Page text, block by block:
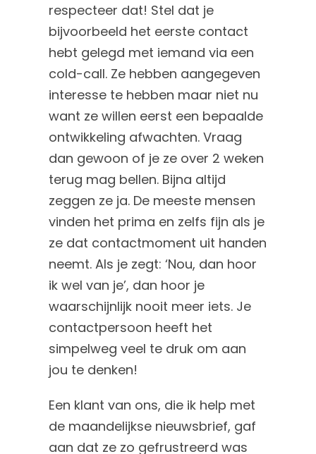
respecteer dat! Stel dat je
bijvoorbeeld het eerste contact
hebt gelegd met iemand via een
cold-call. Ze hebben aangegeven
interesse te hebben maar niet nu
want ze willen eerst een bepaalde
ontwikkeling afwachten. Vraag
dan gewoon of je ze over 2 weken
terug mag bellen. Bijna altijd
zeggen ze ja. De meeste mensen
vinden het prima en zelfs fijn als je
ze dat contactmoment uit handen
neemt. Als je zegt: ‘Nou, dan hoor
ik wel van je’, dan hoor je
waarschijnlijk nooit meer iets. Je
contactpersoon heeft het
simpelweg veel te druk om aan
jou te denken!
Een klant van ons, die ik help met
de maandelijkse nieuwsbrief, gaf
aan dat ze zo gefrustreerd was